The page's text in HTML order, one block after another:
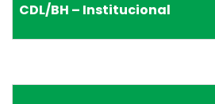
CDL/BH – Institucional